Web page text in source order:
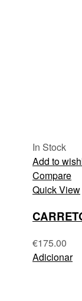
In Stock
Add to
Compare
Quick View
€175.00
Adicionar